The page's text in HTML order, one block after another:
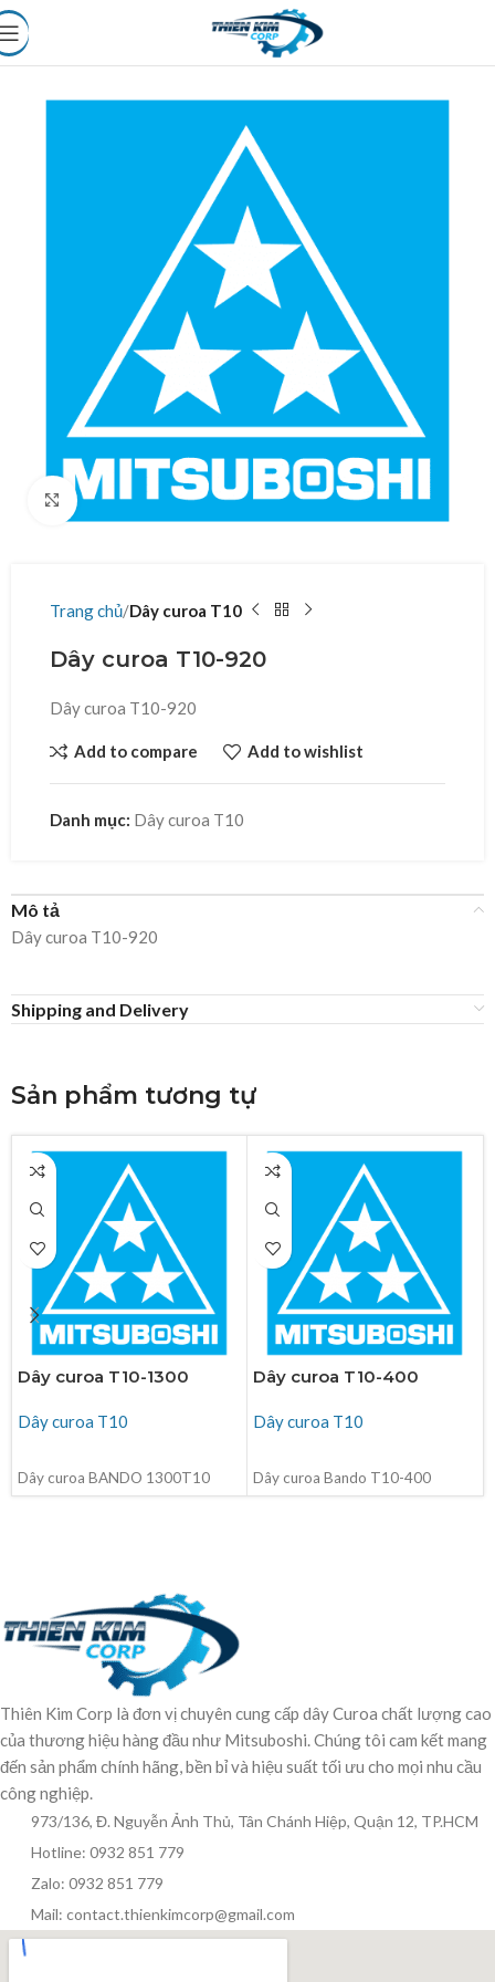
Click to enlarge
Trang chủ Dây curoa T10
Dây curoa T10-920
Dây curoa T10-920
Add to compare Add to wishlist
Danh mục: Dây curoa T10
Mô tả
Dây curoa T10-920
Shipping and Delivery
Sản phẩm tương tự
Dây curoa T10-1300
Dây curoa T10
Dây curoa BANDO 1300T10
Dây curoa T10-400
Dây curoa T10
Dây curoa Bando T10-400
Thiên Kim Corp là đơn vị chuyên cung cấp dây Curoa chất lượng cao
của thương hiệu hàng đầu như Mitsuboshi. Chúng tôi cam kết mang
đến sản phẩm chính hãng, bền bỉ và hiệu suất tối ưu cho mọi nhu cầu
công nghiệp.
973/136, Đ. Nguyễn Ảnh Thủ, Tân Chánh Hiệp, Quận 12, TP.HCM
Hotline: 0932 851 779
Zalo: 0932 851 779
Mail: contact.thienkimcorp@gmail.com